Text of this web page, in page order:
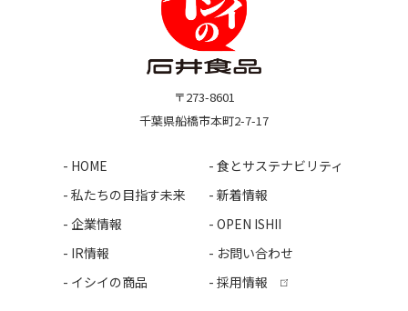
〒273-8601
千葉県船橋市本町2-7-17
- HOME
- イシイの商品
- 新着情報
- 私たちの目指す未来
- 食とサステナビリティ
- 採用情報
- 企業情報
- OPEN ISHII
- IR情報
- お問い合わせ